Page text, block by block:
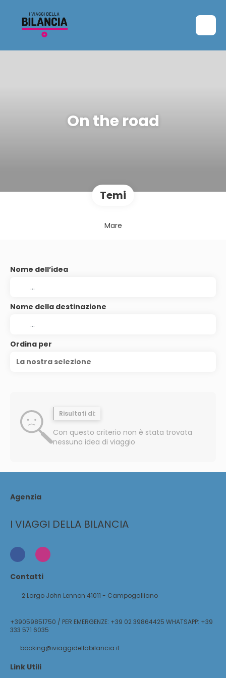
On the road
Temi
Mare
Nome dell’idea
Nome della destinazione
Ordina per
La nostra selezione
Risultati di:
Con questo criterio non è stata trovata
nessuna idea di viaggio
Agenzia
I VIAGGI DELLA BILANCIA
Contatti
2 Largo John Lennon 41011 - Campogalliano
+39059851750 / PER EMERGENZE: +39 02 39864425 WHATSAPP: +39
333 571 6035
booking@iviaggidellabilancia.it
Link Utili